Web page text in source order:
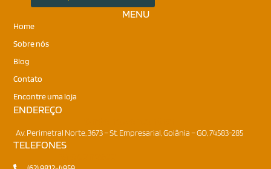
MENU
Home
Sobre nós
Blog
Contato
Encontre uma loja
ENDEREÇO
Av. Perimetral Norte, 3673 – St. Empresarial, Goiânia – GO, 74583-285
TELEFONES